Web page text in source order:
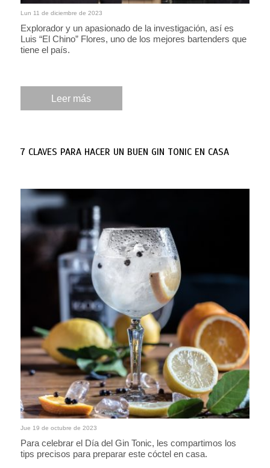
Lun 11 de diciembre de 2023
Explorador y un apasionado de la investigación, así es
Luis “El Chino” Flores, uno de los mejores bartenders que
tiene el país.
Leer más
7 CLAVES PARA HACER UN BUEN GIN TONIC EN CASA
Jue 19 de octubre de 2023
Para celebrar el Día del Gin Tonic, les compartimos los
tips precisos para preparar este cóctel en casa.